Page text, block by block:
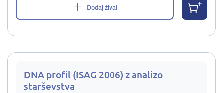
Dodaj žival
DNA profil (ISAG 2006) z analizo
starševstva